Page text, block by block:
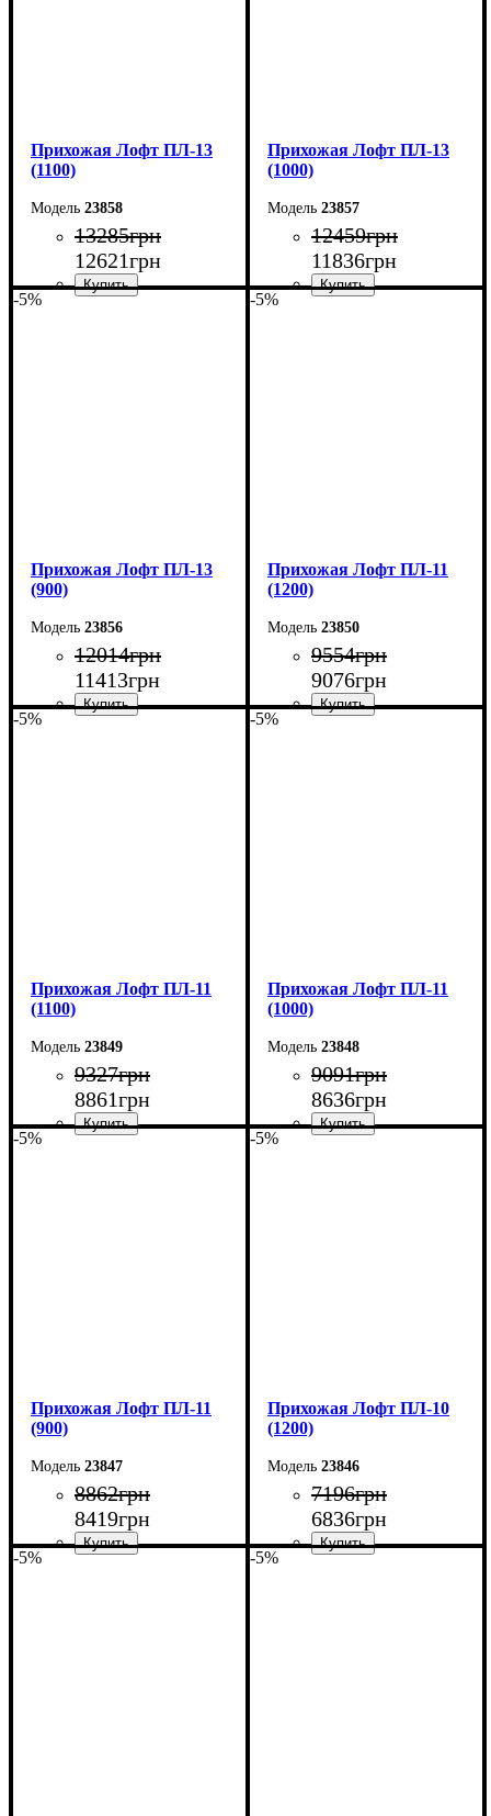
Прихожая Лофт ПЛ-13
(1100)
23858
13285грн
12621грн
Прихожая Лофт ПЛ-13
(1000)
23857
12459грн
11836грн
-5%
Прихожая Лофт ПЛ-13
(900)
23856
12014грн
11413грн
-5%
Прихожая Лофт ПЛ-11
(1200)
23850
9554грн
9076грн
-5%
Прихожая Лофт ПЛ-11
(1100)
23849
9327грн
8861грн
-5%
Прихожая Лофт ПЛ-11
(1000)
23848
9091грн
8636грн
-5%
Прихожая Лофт ПЛ-11
(900)
23847
8862грн
8419грн
-5%
Прихожая Лофт ПЛ-10
(1200)
23846
7196грн
6836грн
-5% -5%